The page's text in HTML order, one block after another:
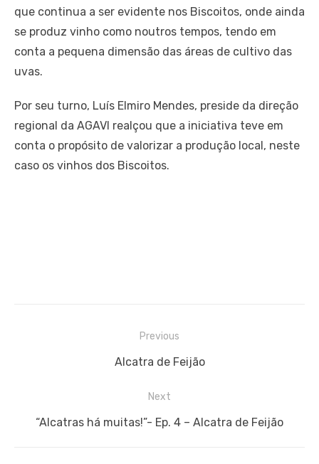
que continua a ser evidente nos Biscoitos, onde ainda
se produz vinho como noutros tempos, tendo em
conta a pequena dimensão das áreas de cultivo das
uvas.
Por seu turno, Luís Elmiro Mendes, preside da direção
regional da AGAVI realçou que a iniciativa teve em
conta o propósito de valorizar a produção local, neste
caso os vinhos dos Biscoitos.
Previous
Previous
Alcatra de Feijão
Next
Next
“Alcatras há muitas!”- Ep. 4 – Alcatra de Feijão